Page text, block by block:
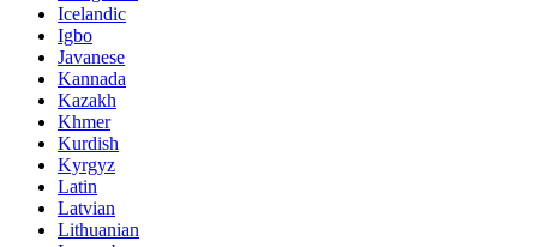
Icelandic
Igbo
Javanese
Kannada
Kazakh
Khmer
Kurdish
Kyrgyz
Latin
Latvian
Lithuanian